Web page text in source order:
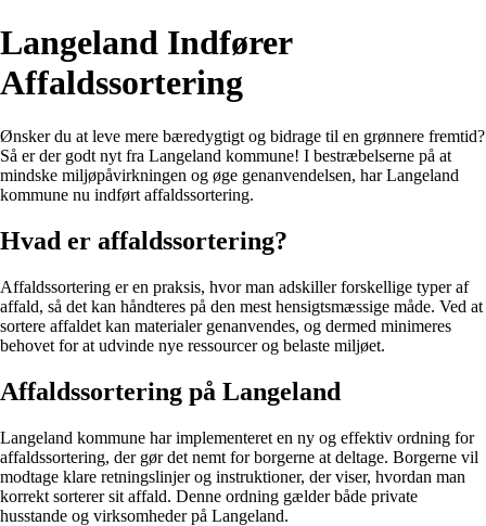
Langeland Indfører
Affaldssortering
Ønsker du at leve mere bæredygtigt og bidrage til en grønnere fremtid?
Så er der godt nyt fra Langeland kommune! I bestræbelserne på at
mindske miljøpåvirkningen og øge genanvendelsen, har Langeland
kommune nu indført affaldssortering.
Hvad er affaldssortering?
Affaldssortering er en praksis, hvor man adskiller forskellige typer af
affald, så det kan håndteres på den mest hensigtsmæssige måde. Ved at
sortere affaldet kan materialer genanvendes, og dermed minimeres
behovet for at udvinde nye ressourcer og belaste miljøet.
Affaldssortering på Langeland
Langeland kommune har implementeret en ny og effektiv ordning for
affaldssortering, der gør det nemt for borgerne at deltage. Borgerne vil
modtage klare retningslinjer og instruktioner, der viser, hvordan man
korrekt sorterer sit affald. Denne ordning gælder både private
husstande og virksomheder på Langeland.